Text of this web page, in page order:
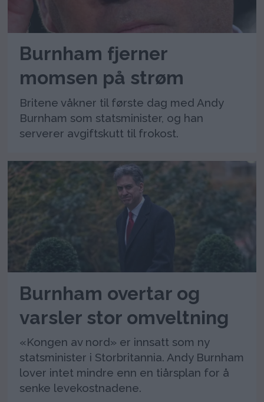
Burnham fjerner
momsen på strøm
Britene våkner til første dag med Andy
Burnham som statsminister, og han
serverer avgiftskutt til frokost.
Burnham overtar og
varsler stor omveltning
«Kongen av nord» er innsatt som ny
statsminister i Storbritannia. Andy Burnham
lover intet mindre enn en tiårsplan for å
senke levekostnadene.